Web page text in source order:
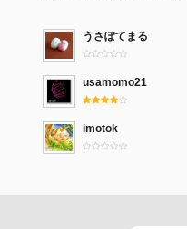
うさぽてまる
usamomo21
imotok